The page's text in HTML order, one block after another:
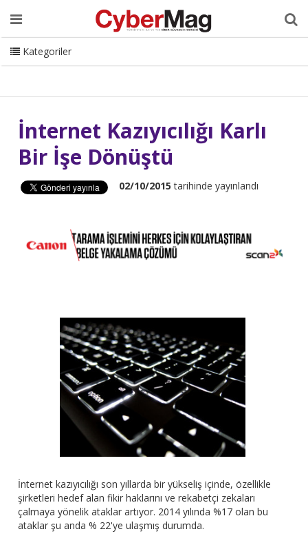
Ana Sayfa Hakkımızda Dergi Editörden
Danışmanlık
ISC Turkey Sizden Gelenler
İletişim
CyberMag Logo
Kategoriler
İnternet Kazıyıcılığı Karlı
Bir İşe Dönüştü
02/10/2015 tarihinde yayınlandı
İnternet kazıyıcılığı son yıllarda bir yükseliş içinde, özellikle
şirketleri hedef alan fikir haklarını ve rekabetçi zekaları
çalmaya yönelik ataklar artıyor. 2014 yılında %17 olan bu
ataklar şu anda % 22'ye ulaşmış durumda.